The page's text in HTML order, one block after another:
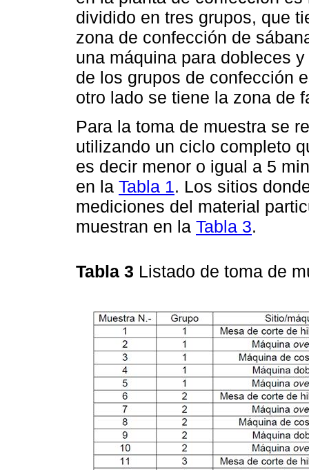
dividido en tres grupos, que
zona de confección de
una máquina para dobleces
de los grupos de confección
otro lado se tiene la zona de
Para la toma de muestra se
utilizando un ciclo completo
es decir menor o igual a 5
en la Tabla 1. Los sitios
mediciones del material
muestran en la Tabla 3.
Tabla 3 Listado de toma de